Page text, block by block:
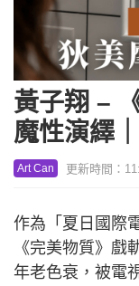
黃子翔 –
魔性演繹
Art Can 更新時間：
作為「夏日國際
《完美物質》戲
年老色衰，被電